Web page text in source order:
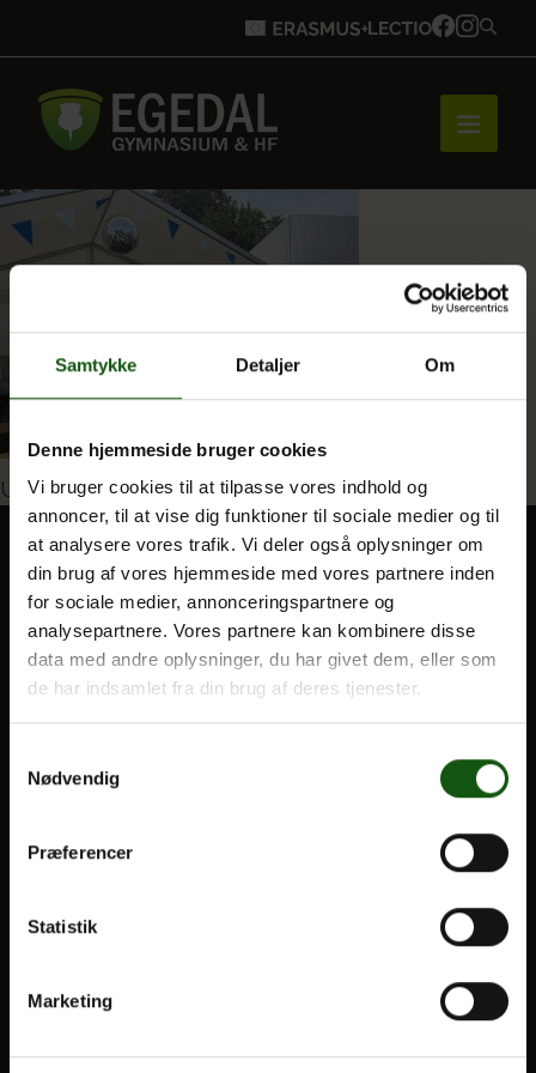
Samtykke Detaljer Om
Denne hjemmeside bruger cookies
Vi bruger cookies til at tilpasse vores indhold og
annoncer, til at vise dig funktioner til sociale medier og til
at analysere vores trafik. Vi deler også oplysninger om
din brug af vores hjemmeside med vores partnere inden
for sociale medier, annonceringspartnere og
analysepartnere. Vores partnere kan kombinere disse
data med andre oplysninger, du har givet dem, eller som
de har indsamlet fra din brug af deres tjenester.
Nødvendig
Præferencer
Statistik
Marketing
Forside
Brobygning
Vores uddannelser
Om E.G.
Indlægsnavigation
Udgivet i1g på Folkemødet
BLIV ELEV
Optagelse
STX
Alle fag og valgfag
OM E.G.
Nyheder